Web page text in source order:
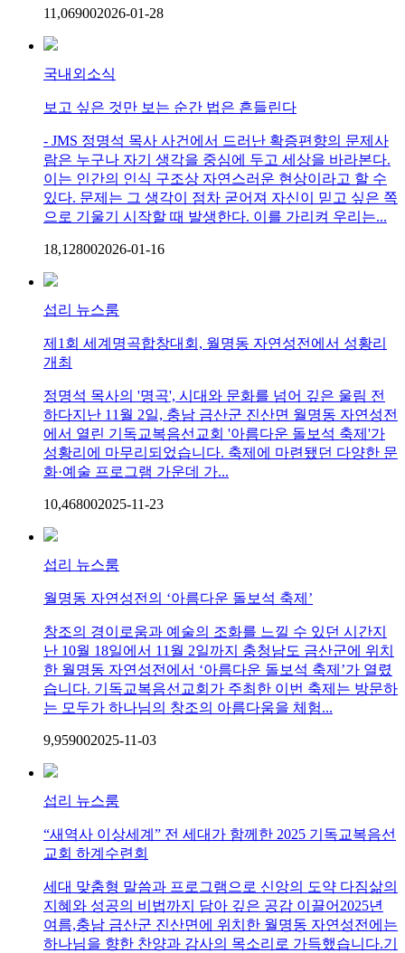
11,069002026-01-28
국내외소식
보고 싶은 것만 보는 순간 법은 흔들린다
- JMS 정명석 목사 사건에서 드러난 확증편향의 문제사
람은 누구나 자기 생각을 중심에 두고 세상을 바라본다.
이는 인간의 인식 구조상 자연스러운 현상이라고 할 수
있다. 문제는 그 생각이 점차 굳어져 자신이 믿고 싶은 쪽
으로 기울기 시작할 때 발생한다. 이를 가리켜 우리는...
18,128002026-01-16
섭리 뉴스룸
제1회 세계명곡합창대회, 월명동 자연성전에서 성황리
개최
정명석 목사의 '명곡', 시대와 문화를 넘어 깊은 울림 전
하다지난 11월 2일, 충남 금산군 진산면 월명동 자연성전
에서 열린 기독교복음선교회 '아름다운 돌보석 축제'가
성황리에 마무리되었습니다. 축제에 마련됐던 다양한 문
화·예술 프로그램 가운데 가...
10,468002025-11-23
섭리 뉴스룸
월명동 자연성전의 ‘아름다운 돌보석 축제’
창조의 경이로움과 예술의 조화를 느낄 수 있던 시간지
난 10월 18일에서 11월 2일까지 충청남도 금산군에 위치
한 월명동 자연성전에서 ‘아름다운 돌보석 축제’가 열렸
습니다. 기독교복음선교회가 주최한 이번 축제는 방문하
는 모두가 하나님의 창조의 아름다움을 체험...
9,959002025-11-03
섭리 뉴스룸
“새역사 이상세계” 전 세대가 함께한 2025 기독교복음선
교회 하계수련회
세대 맞춤형 말씀과 프로그램으로 신앙의 도약 다짐삶의
지혜와 성공의 비법까지 담아 깊은 공감 이끌어2025년
여름,충남 금산군 진산면에 위치한 월명동 자연성전에는
하나님을 향한 찬양과 감사의 목소리로 가득했습니다.기